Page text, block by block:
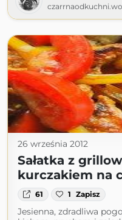
26 września 2012
Sałatka z
kurczakiem na
61 1 Zapisz
Jesienna, zdradliwa